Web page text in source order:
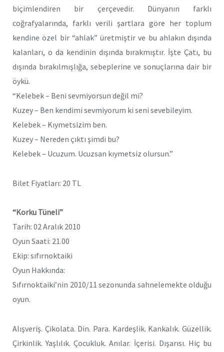
biçimlendiren bir çerçevedir. Dünyanın farklı
coğrafyalarında, farklı verili şartlara göre her toplum
kendine özel bir “ahlak” üretmiştir ve bu ahlakın dışında
kalanları, o da kendinin dışında bırakmıştır. İşte Çatı, bu
dışında bırakılmışlığa, sebeplerine ve sonuçlarına dair bir
öykü.
“Kelebek – Beni sevmiyorsun değil mi?
Kuzey – Ben kendimi sevmiyorum ki seni sevebileyim.
Kelebek – Kıymetsizim ben.
Kuzey – Nereden çıktı şimdi bu?
Kelebek – Ucuzum. Ucuzsan kıymetsiz olursun.”
Bilet Fiyatları: 20 TL
“Korku Tüneli”
Tarih: 02 Aralık 2010
Oyun Saati: 21.00
Ekip: sıfırnoktaiki
Oyun Hakkında:
Sıfırnoktaiki’nin 2010/11 sezonunda sahnelemekte olduğu
oyun.
Alışveriş. Çikolata. Din. Para. Kardeşlik. Kankalık. Güzellik.
Çirkinlik. Yaşlılık. Çocukluk. Anılar. İçerisi. Dışarısı. Hiç bu